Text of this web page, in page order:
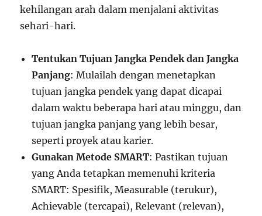
kehilangan arah dalam menjalani aktivitas
sehari-hari.
Tentukan Tujuan Jangka Pendek dan Jangka
Panjang: Mulailah dengan menetapkan
tujuan jangka pendek yang dapat dicapai
dalam waktu beberapa hari atau minggu, dan
tujuan jangka panjang yang lebih besar,
seperti proyek atau karier.
Gunakan Metode SMART: Pastikan tujuan
yang Anda tetapkan memenuhi kriteria
SMART: Spesifik, Measurable (terukur),
Achievable (tercapai), Relevant (relevan),